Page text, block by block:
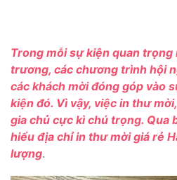
Trong mỗi sự kiện quan trọng
trương, các chương trình hội
các khách mời đóng góp vào
kiện đó. Vì vậy, việc in thư
gia chủ cực kì chú trọng. Qua
hiểu địa chỉ in thư mời giá rẻ
lượng.